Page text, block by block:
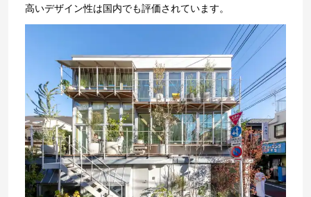
高いデザイン性は国内でも評価されています。